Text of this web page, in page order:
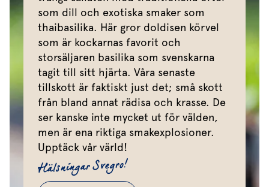
som dill och exotiska smaker som
thaibasilika. Här gror doldisen körvel
som är kockarnas favorit och
storsäljaren basilika som svenskarna
tagit till sitt hjärta. Våra senaste
tillskott är faktiskt just det; små skott
från bland annat rädisa och krasse. De
ser kanske inte mycket ut för välden,
men är ena riktiga smakexplosioner.
Upptäck vår värld!
Hälsningar Svegro!